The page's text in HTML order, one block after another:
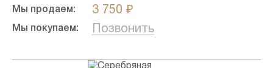
Мы продаем: 3 750 ₽
Мы покупаем: Позвонить